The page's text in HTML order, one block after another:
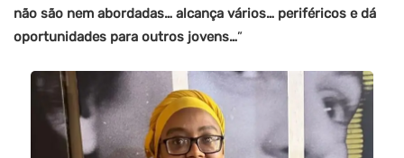
não são nem abordadas… alcança vários… periféricos e dá
oportunidades para outros jovens…”